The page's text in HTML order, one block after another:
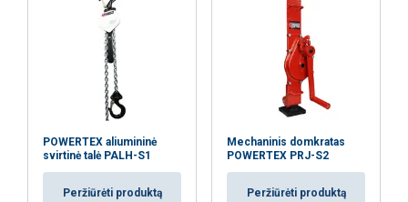
POWERTEX aliumininė
svirtinė talė PALH-S1
Peržiūrėti produktą
Mechaninis domkratas
POWERTEX PRJ-S2
Peržiūrėti produktą